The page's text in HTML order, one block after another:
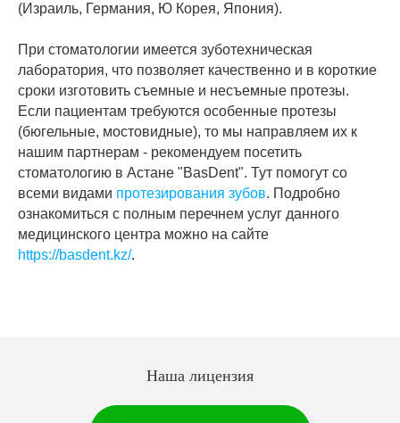
(Израиль, Германия, Ю Корея, Япония).
При стоматологии имеется зуботехническая
лаборатория, что позволяет качественно и в короткие
сроки изготовить съемные и несъемные протезы.
Если пациентам требуются особенные протезы
(бюгельные, мостовидные), то мы направляем их к
нашим партнерам - рекомендуем посетить
стоматологию в Астане "BasDent". Тут помогут со
всеми видами протезирования зубов. Подробно
ознакомиться c полным перечнем услуг данного
медицинского центра можно на сайте
https://basdent.kz/.
Наша лицензия